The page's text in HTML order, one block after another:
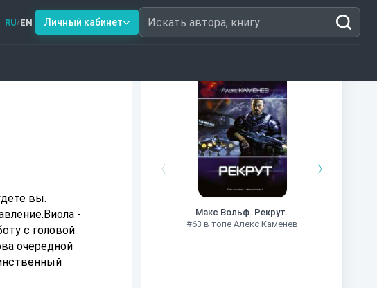
RU/EN Личный кабинет Искать автора, книгу
Книги из топ-100
Макс Вольф. Рекрут.
#63 в топе Алекс Каменев
вы.
-
с головой
очередной